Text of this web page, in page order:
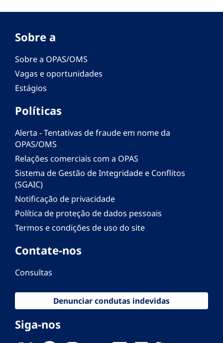
Sobre a
Sobre a OPAS/OMS
Vagas e oportunidades
Estágios
Políticas
Alerta - Tentativas de fraude em nome da
OPAS/OMS
Relações comerciais com a OPAS
Sistema de Gestão de Integridade e Conflitos
(SGAIC)
Notificação de privacidade
Política de proteção de dados pessoais
Termos e condições de uso do site
Contate-nos
Consultas
Denunciar condutas indevidas
Siga-nos